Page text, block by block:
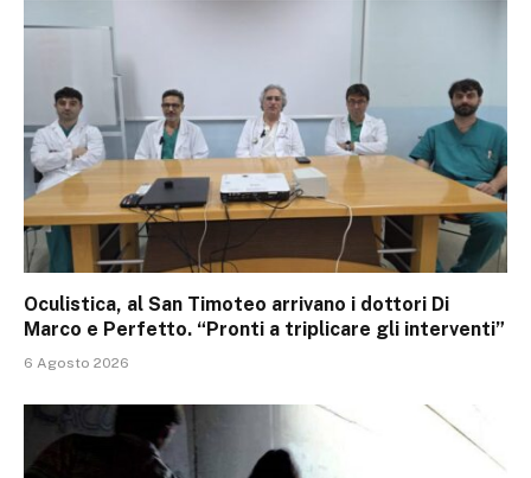
Oculistica, al San Timoteo arrivano i dottori Di
Marco e Perfetto. “Pronti a triplicare gli interventi”
6 Agosto 2026